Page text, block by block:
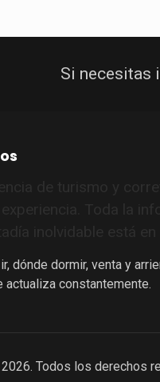
Si necesitas
dónde dormir, venta y
actualiza constantemente.
Todos los derechos